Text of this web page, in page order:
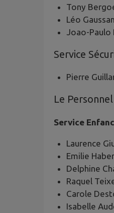
Tony
Léo
Joao-Paulo
Service
Pierre
Le
Service
Laurence
Emilie
Delphine
Raquel
Carole
Isabelle